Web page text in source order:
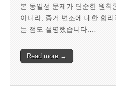
본 동일성 문제가 단순한 원칙
아니라, 증거 변조에 대한 합
는 점도 설명했습니다.…
Read more →